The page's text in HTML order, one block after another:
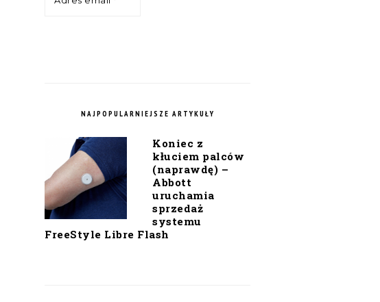
NAJPOPULARNIEJSZE ARTYKUŁY
Koniec z
kłuciem palców
(naprawdę) –
Abbott
uruchamia
sprzedaż
systemu
FreeStyle Libre Flash